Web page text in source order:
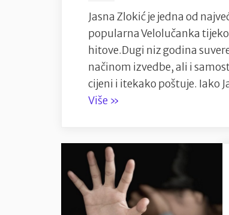
Jasna Zlokić je jedna od
popularna Velolučanka
hitove.Dugi niz godina
načinom izvedbe, ali i
cijeni i itekako poštuje. Iako
Više “JASNA
puta
u
karijeri
nastupa
»